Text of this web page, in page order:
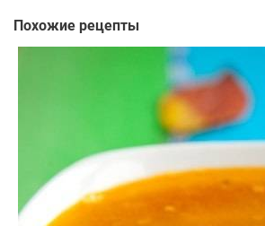
Похожие рецепты